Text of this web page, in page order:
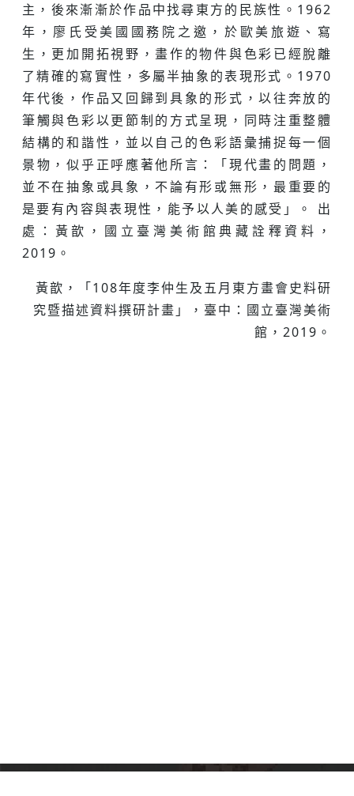
主，後來漸漸於作品中找尋東方的民族性。1962
年，廖氏受美國國務院之邀，於歐美旅遊、寫
生，更加開拓視野，畫作的物件與色彩已經脫離
了精確的寫實性，多屬半抽象的表現形式。1970
年代後，作品又回歸到具象的形式，以往奔放的
筆觸與色彩以更節制的方式呈現，同時注重整體
結構的和諧性，並以自己的色彩語彙捕捉每一個
景物，似乎正呼應著他所言：「現代畫的問題，
並不在抽象或具象，不論有形或無形，最重要的
是要有內容與表現性，能予以人美的感受」。 出
處：黃歆，國立臺灣美術館典藏詮釋資料，
2019。
黃歆，「108年度李仲生及五月東方畫會史料研
究暨描述資料撰研計畫」，臺中：國立臺灣美術
館，2019。